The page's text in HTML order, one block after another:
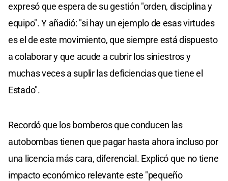
expresó que espera de su gestión "orden, disciplina y
equipo". Y añadió: "si hay un ejemplo de esas virtudes
es el de este movimiento, que siempre está dispuesto
a colaborar y que acude a cubrir los siniestros y
muchas veces a suplir las deficiencias que tiene el
Estado".
Recordó que los bomberos que conducen las
autobombas tienen que pagar hasta ahora incluso por
una licencia más cara, diferencial. Explicó que no tiene
impacto económico relevante este "pequeño